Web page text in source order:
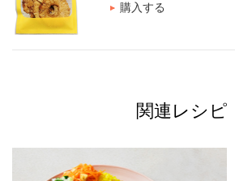
購入する
関連レシピ